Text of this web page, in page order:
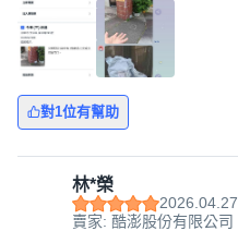
對1位有幫助
林*榮
2026.04.27
賣家: 酷澎股份有限公司